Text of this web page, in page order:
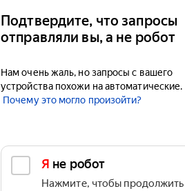
Подтвердите, что запросы
отправляли вы, а не робот
Нам очень жаль, но запросы с вашего
устройства похожи на автоматические.
Почему это могло произойти?
Я не робот
Нажмите, чтобы продолжить